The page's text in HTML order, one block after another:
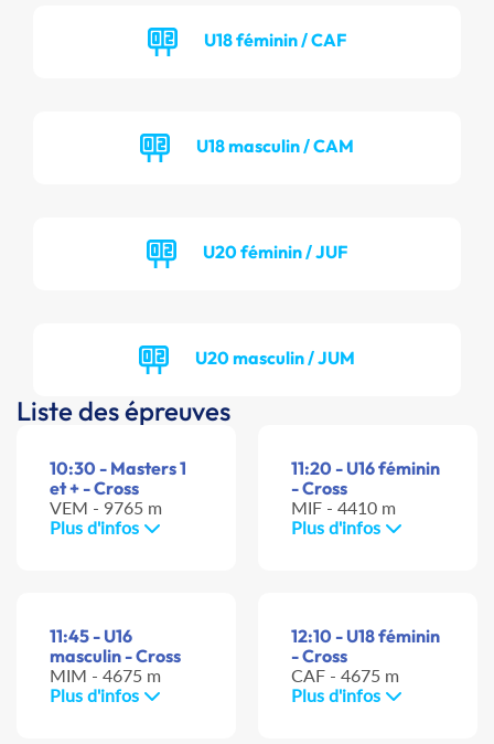
U18 féminin / CAF
U18 masculin / CAM
U20 féminin / JUF
U20 masculin / JUM
Liste des épreuves
10:30 - Masters 1
et + - Cross
VEM - 9765 m
Plus d'infos
11:20 - U16 féminin
- Cross
MIF - 4410 m
Plus d'infos
11:45 - U16
masculin - Cross
MIM - 4675 m
Plus d'infos
12:10 - U18 féminin
- Cross
CAF - 4675 m
Plus d'infos